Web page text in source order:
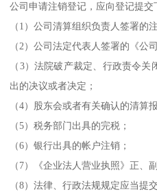
公司申请注销登记，应向登记提交
（1）公司清算组织负责人签署的
（2）公司法定代表人签署的《公
（3）法院破产裁定、行政责令
出的决议或者决定；
（4）股东会或者有关确认的清算
（5）税务部门出具的完税；
（6）银行出具的帐户注销；
（7）《企业法人营业执照》正、
（8）法律、行政法规规定应当提